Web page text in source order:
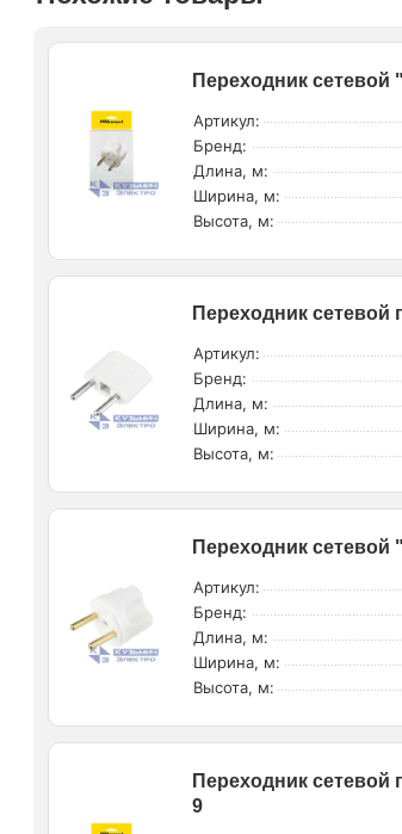
Переходник сетевой
Артикул:
Бренд:
Длина, м:
Ширина, м:
Высота, м:
Переходник сетевой
Артикул:
Бренд:
Длина, м:
Ширина, м:
Высота, м:
Переходник
Артикул:
Бренд:
Длина, м:
Ширина, м:
Высота, м:
Переходник сетевой
9